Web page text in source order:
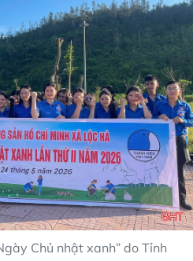
Chủ nhật xanh” do Tỉnh